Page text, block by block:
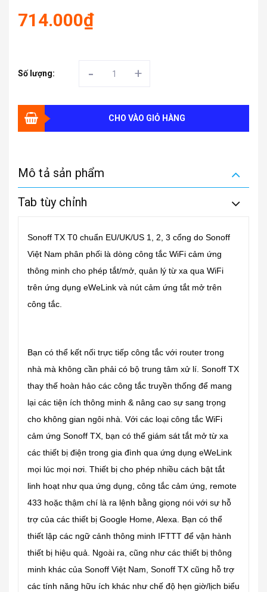
714.000₫
Số lượng: - +
CHO VÀO GIỎ HÀNG
Mô tả sản phẩm
Tab tùy chỉnh
Sonoff TX T0 chuẩn EU/UK/US 1, 2, 3 cổng do Sonoff
Việt Nam phân phối là dòng công tắc WiFi cảm ứng
thông minh cho phép tắt/mở, quản lý từ xa qua WiFi
trên ứng dụng eWeLink và nút cảm ứng tắt mở trên
công tắc.
Bạn có thể kết nối trực tiếp công tắc với router trong
nhà mà không cần phải có bộ trung tâm xử lí. Sonoff TX
thay thế hoàn hảo các công tắc truyền thống để mang
lại các tiện ích thông minh & nâng cao sự sang trọng
cho không gian ngôi nhà. Với các loại công tắc WiFi
cảm ứng Sonoff TX, bạn có thể giám sát tắt mở từ xa
các thiết bị điện trong gia đình qua ứng dụng eWeLink
mọi lúc mọi nơi. Thiết bị cho phép nhiều cách bật tắt
linh hoạt như qua ứng dụng, công tắc cảm ứng, remote
433 hoặc thậm chí là ra lệnh bằng giọng nói với sự hỗ
trợ của các thiết bị Google Home, Alexa. Bạn có thể
thiết lập các ngữ cảnh thông minh IFTTT để vận hành
thiết bị hiệu quả. Ngoài ra, cũng như các thiết bị thông
minh khác của Sonoff Việt Nam, Sonoff TX cũng hỗ trợ
các tính năng hữu ích khác như chế độ hẹn giờ/lịch biểu